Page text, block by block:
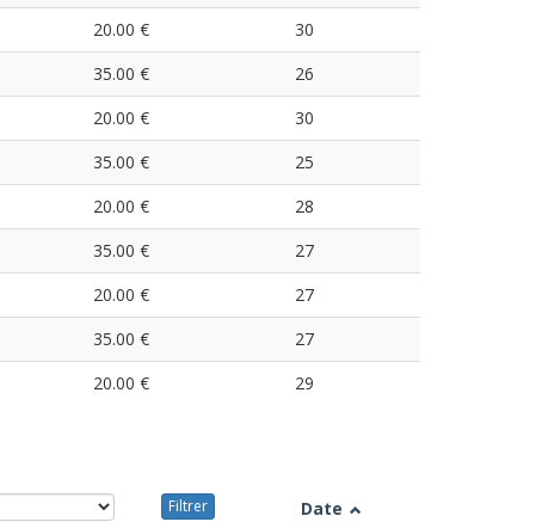
20.00 €
30
35.00 €
26
20.00 €
30
35.00 €
25
20.00 €
28
35.00 €
27
20.00 €
27
35.00 €
27
20.00 € 29
Filtrer
Date